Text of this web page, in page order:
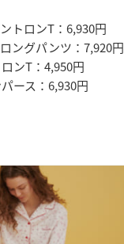
トロンT：6,930円
ングパンツ：7,920円
ンT：4,950円
ース：6,930円